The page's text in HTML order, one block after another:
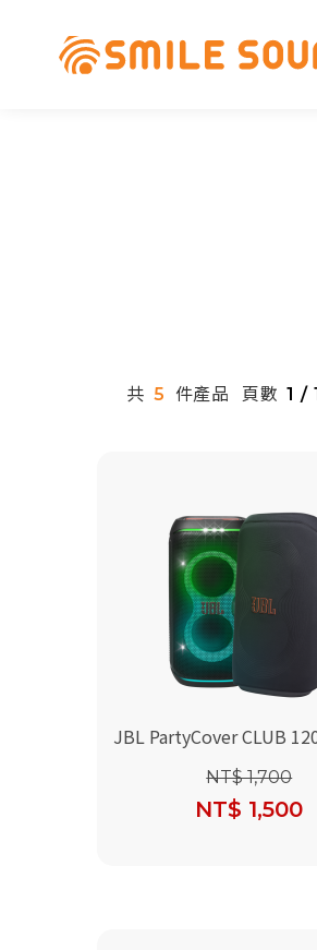
共 5 件產品 頁數 1 /
JBL PartyCover CLUB
(Partybox CLUB 120 喇叭
NT$ 1,700
NT$ 1,500